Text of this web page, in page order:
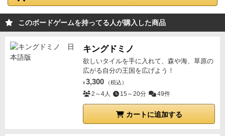
このボードゲームを持ってる人が購入した商品
キングドミノ
欲しいタイルを手に入れて、森や海、草原の
広がる自分の王国を広げよう！
¥ 3,300 （税込）
2～4人 15～20分 49件
カートに追加する